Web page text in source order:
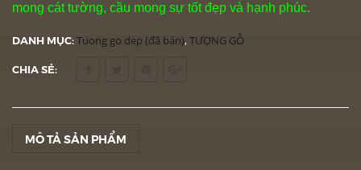
mong cát tường, cầu mong sự tốt đẹp và hạnh phúc.
DANH MỤC:Tuong go dep (đã bán),TƯỢNG GỖ
CHIA SẺ:
MÔ TẢ SẢN PHẨM